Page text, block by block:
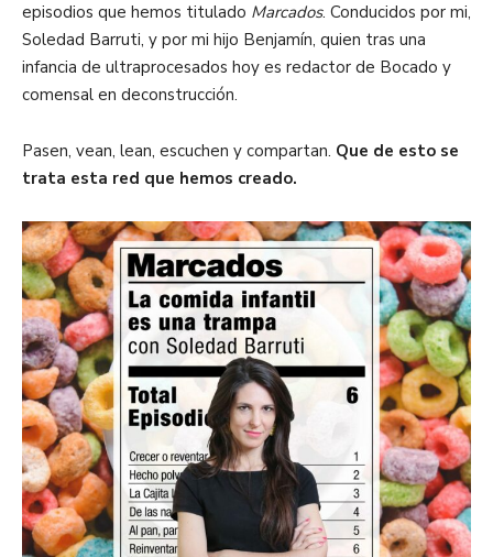
episodios que hemos titulado Marcados. Conducidos por mi,
Soledad Barruti, y por mi hijo Benjamín, quien tras una
infancia de ultraprocesados hoy es redactor de Bocado y
comensal en deconstrucción.
Pasen, vean, lean, escuchen y compartan. Que de esto se
trata esta red que hemos creado.